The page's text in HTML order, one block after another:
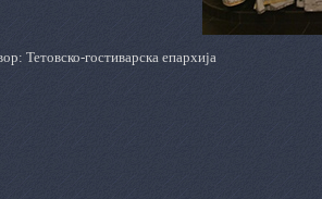
Тетовско-гостиварска епархија